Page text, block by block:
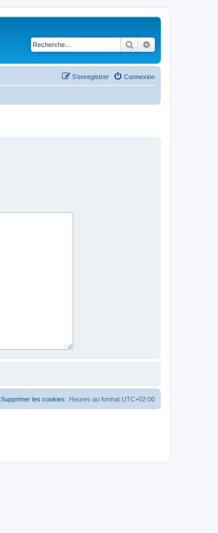
Rechercher
Connexion
S’enregistrer
Heures au format UTC+02:00
Supprimer les cookies